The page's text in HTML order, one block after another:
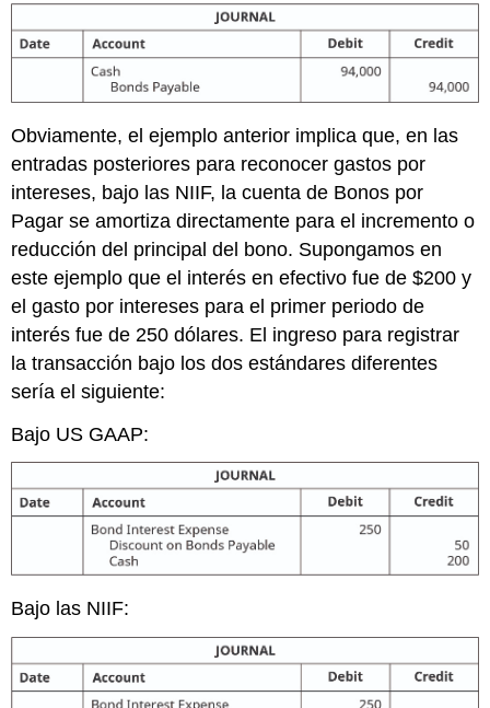
Obviamente, el ejemplo anterior implica que, en las
entradas posteriores para reconocer gastos por
intereses, bajo las NIIF, la cuenta de Bonos por
Pagar se amortiza directamente para el incremento o
reducción del principal del bono. Supongamos en
este ejemplo que el interés en efectivo fue de $200 y
el gasto por intereses para el primer periodo de
interés fue de 250 dólares. El ingreso para registrar
la transacción bajo los dos estándares diferentes
sería el siguiente:
Bajo US GAAP:
Bajo las NIIF: